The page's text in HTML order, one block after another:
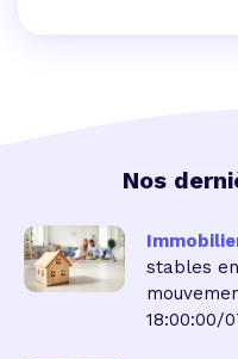
Nos
stables
18:00:00/